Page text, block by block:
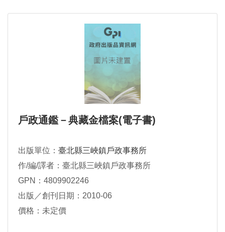
戶政通鑑－典藏金檔案(電子書)
出版單位： 臺北縣三峽鎮戶政事務所
作/編/譯者：臺北縣三峽鎮戶政事務所
GPN：4809902246
出版／創刊日期：2010-06
價格：未定價